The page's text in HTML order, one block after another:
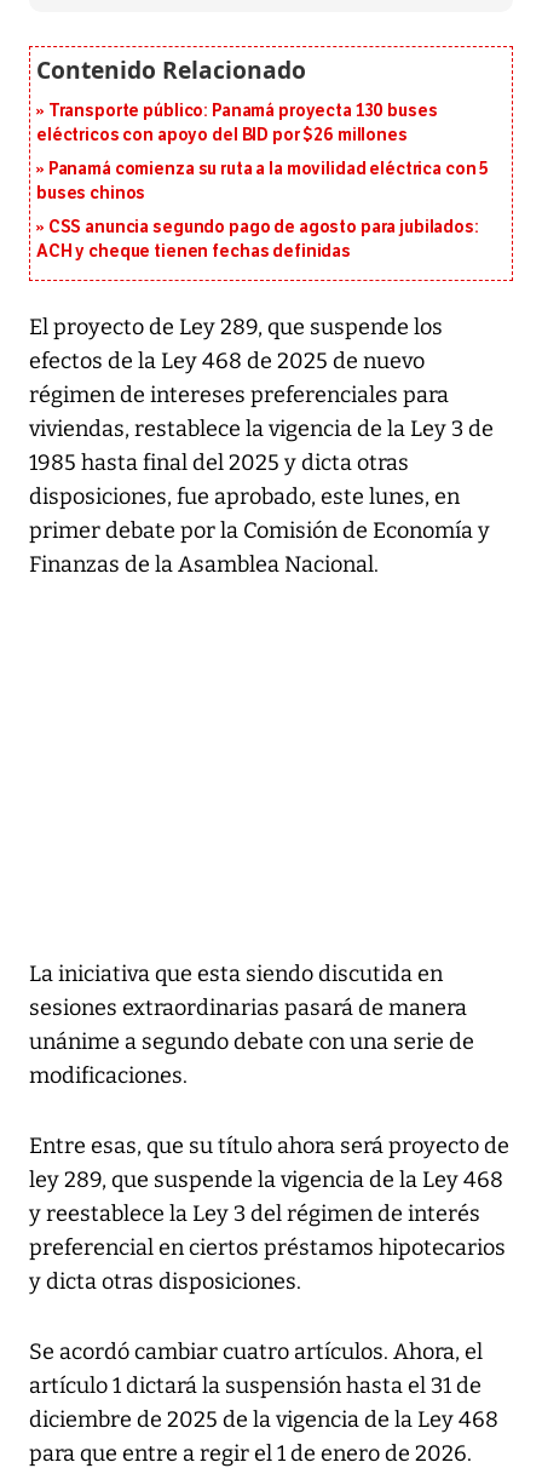
Transporte público: Panamá proyecta 130 buses
eléctricos con apoyo del BID por $26 millones
Panamá comienza su ruta a la movilidad eléctrica con 5
buses chinos
CSS anuncia segundo pago de agosto para jubilados:
ACH y cheque tienen fechas definidas
El proyecto de Ley 289, que suspende los
efectos de la Ley 468 de 2025 de nuevo
régimen de intereses preferenciales para
viviendas, restablece la vigencia de la Ley 3 de
1985 hasta final del 2025 y dicta otras
disposiciones, fue aprobado, este lunes, en
primer debate por la Comisión de Economía y
Finanzas de la Asamblea Nacional.
La iniciativa que esta siendo discutida en
sesiones extraordinarias pasará de manera
unánime a segundo debate con una serie de
modificaciones.
Entre esas, que su título ahora será proyecto de
ley 289, que suspende la vigencia de la Ley 468
y reestablece la Ley 3 del régimen de interés
preferencial en ciertos préstamos hipotecarios
y dicta otras disposiciones.
Se acordó cambiar cuatro artículos. Ahora, el
artículo 1 dictará la suspensión hasta el 31 de
diciembre de 2025 de la vigencia de la Ley 468
para que entre a regir el 1 de enero de 2026.